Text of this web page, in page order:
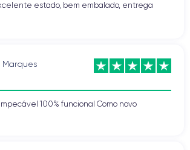
estado, bem embalado, entrega
Marques
100% funcional Como novo